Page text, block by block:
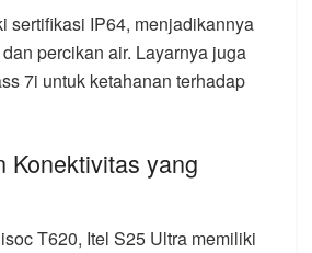
sertifikasi IP64, menjadikannya
percikan air. Layarnya juga
7i untuk ketahanan terhadap
Konektivitas yang
T620, Itel S25 Ultra memiliki